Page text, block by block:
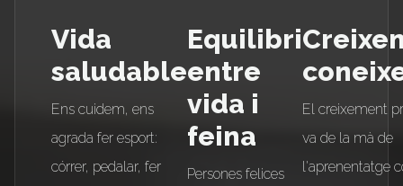
Vida
saludable
Ens cuidem, ens
agrada fer esport:
córrer, pedalar, fer
Equilibri
entre
vida i
feina
Persones felices
El creixement
va de la mà de
l'aprenentatge